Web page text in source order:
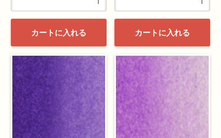
カートに入れる カートに入れる